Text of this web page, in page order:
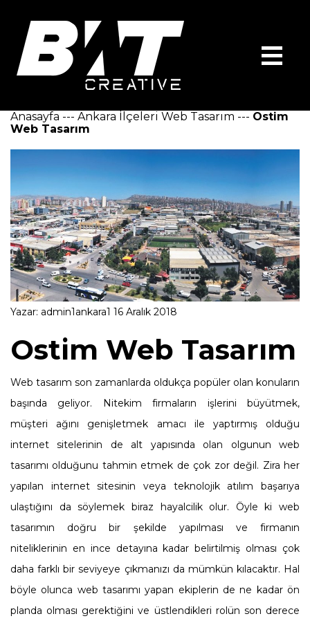
Anasayfa --- Ankara İlçeleri Web Tasarım --- Ostim
Web Tasarım
Yazar: admin1ankara1 16 Aralık 2018
Ostim Web Tasarım
Web tasarım son zamanlarda oldukça popüler olan konuların
başında geliyor. Nitekim firmaların işlerini büyütmek,
müşteri ağını genişletmek amacı ile yaptırmış olduğu
internet sitelerinin de alt yapısında olan olgunun web
tasarımı olduğunu tahmin etmek de çok zor değil. Zira her
yapılan internet sitesinin veya teknolojik atılım başarıya
ulaştığını da söylemek biraz hayalcilik olur. Öyle ki web
tasarımın doğru bir şekilde yapılması ve firmanın
niteliklerinin en ince detayına kadar belirtilmiş olması çok
daha farklı bir seviyeye çıkmanızı da mümkün kılacaktır. Hal
böyle olunca web tasarımı yapan ekiplerin de ne kadar ön
planda olması gerektiğini ve üstlendikleri rolün son derece